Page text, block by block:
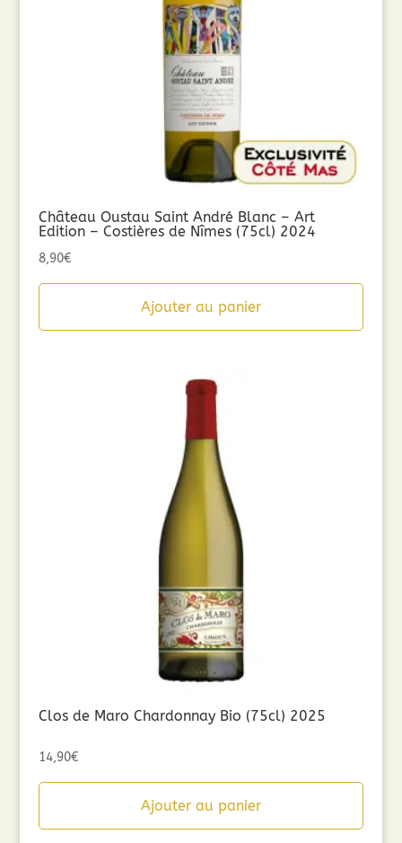
Château Oustau Saint André Blanc – Art
Edition – Costières de Nîmes (75cl) 2024
8,90€
Ajouter au panier
Clos de Maro Chardonnay Bio (75cl) 2025
14,90€
Ajouter au panier